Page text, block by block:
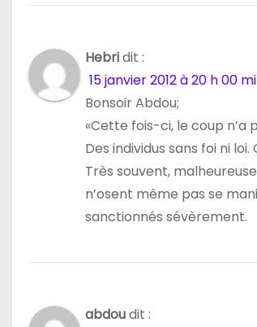
Hebridit :
15 janvier 2012 à 20 h 00
Bonsoir Abdou;
«Cette fois-ci, le coup n’a
Des individus sans foi ni
Très souvent,
n’osent même pas se
sanctionnés sévèrement.
abdoudit :